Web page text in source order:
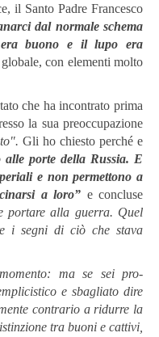
il Santo Padre Francesco
dal normale schema
era buono e il lupo era
con elementi molto
che ha incontrato prima
la sua preoccupazione
Gli ho chiesto perché e
alle porte della Russia. E
e non permettono a
a loro” e concluse
portare alla guerra. Quel
i segni di ciò che stava
ma se sei pro-
e sbagliato dire
contrario a ridurre la
tra buoni e cattivi,